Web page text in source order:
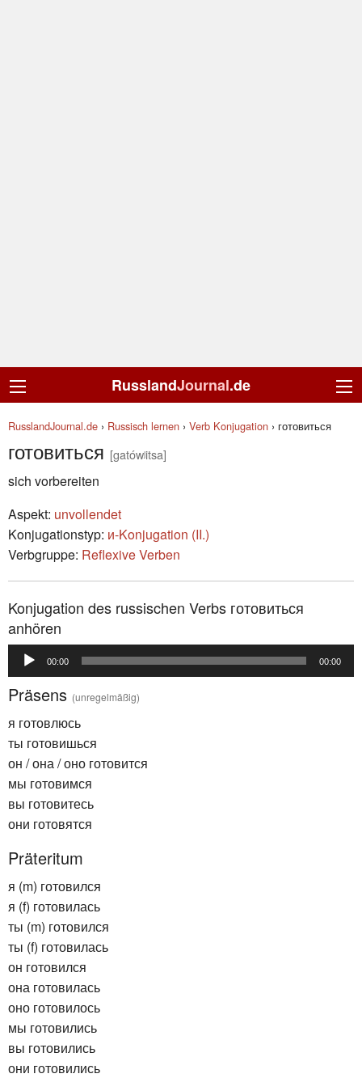
RusslandJournal.de
RusslandJournal.de › Russisch lernen › Verb Konjugation › готовиться
готовиться [gatówʲitsa]
sich vorbereiten
Aspekt: unvollendet
Konjugationstyp: и-Konjugation (II.)
Verbgruppe: Reflexive Verben
Konjugation des russischen Verbs готовиться
anhören
Audio-
Player
00:00 00:00
Präsens (unregelmäßig)
я готовлюсь
ты готовишься
он / она / оно готовится
мы готовимся
вы готовитесь
они готовятся
Präteritum
я (m) готовился
я (f) готовилась
ты (m) готовился
ты (f) готовилась
он готовился
она готовилась
оно готовилось
мы готовились
вы готовились
они готовились